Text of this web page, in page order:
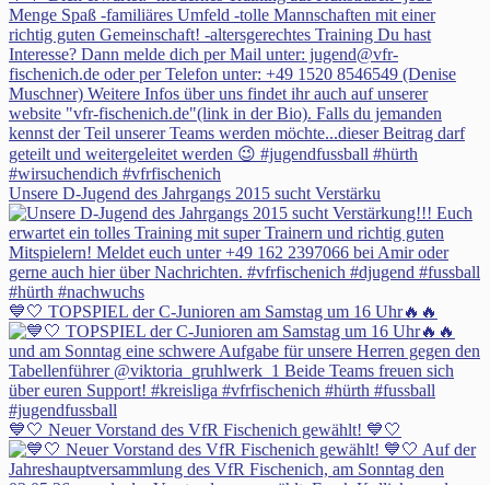
Unsere D-Jugend des Jahrgangs 2015 sucht Verstärku
💙🤍 TOPSPIEL der C-Junioren am Samstag um 16 Uhr🔥🔥
💙🤍 Neuer Vorstand des VfR Fischenich gewählt! 💙🤍